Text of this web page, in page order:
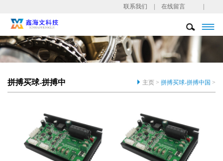
联系我们 在线留言

拼搏买球-拼搏中 主页 > 拼搏买球-拼搏中国 >